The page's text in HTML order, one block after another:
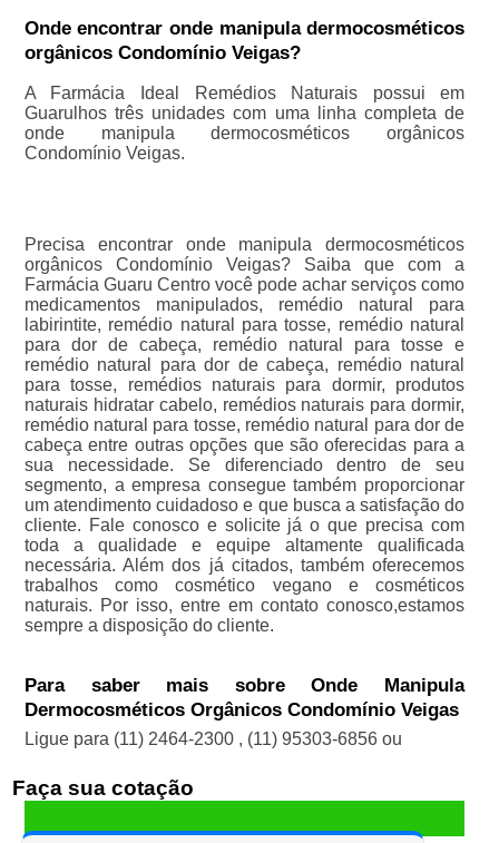
Onde encontrar onde manipula dermocosméticos
orgânicos Condomínio Veigas?
A Farmácia Ideal Remédios Naturais possui em
Guarulhos três unidades com uma linha completa de
onde manipula dermocosméticos orgânicos
Condomínio Veigas.
Precisa encontrar onde manipula dermocosméticos
orgânicos Condomínio Veigas? Saiba que com a
Farmácia Guaru Centro você pode achar serviços como
medicamentos manipulados, remédio natural para
labirintite, remédio natural para tosse, remédio natural
para dor de cabeça, remédio natural para tosse e
remédio natural para dor de cabeça, remédio natural
para tosse, remédios naturais para dormir, produtos
naturais hidratar cabelo, remédios naturais para dormir,
remédio natural para tosse, remédio natural para dor de
cabeça entre outras opções que são oferecidas para a
sua necessidade. Se diferenciado dentro de seu
segmento, a empresa consegue também proporcionar
um atendimento cuidadoso e que busca a satisfação do
cliente. Fale conosco e solicite já o que precisa com
toda a qualidade e equipe altamente qualificada
necessária. Além dos já citados, também oferecemos
trabalhos como cosmético vegano e cosméticos
naturais. Por isso, entre em contato conosco,estamos
sempre a disposição do cliente.
Para saber mais sobre Onde Manipula
Dermocosméticos Orgânicos Condomínio Veigas
Ligue para (11) 2464-2300 , (11) 95303-6856 ou
Faça sua cotação